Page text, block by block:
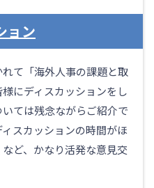
ョン
て「海外人事の課題と取
にディスカッションをし
ては残念ながらご紹介で
スカッションの時間がほ
ど、かなり活発な意見交